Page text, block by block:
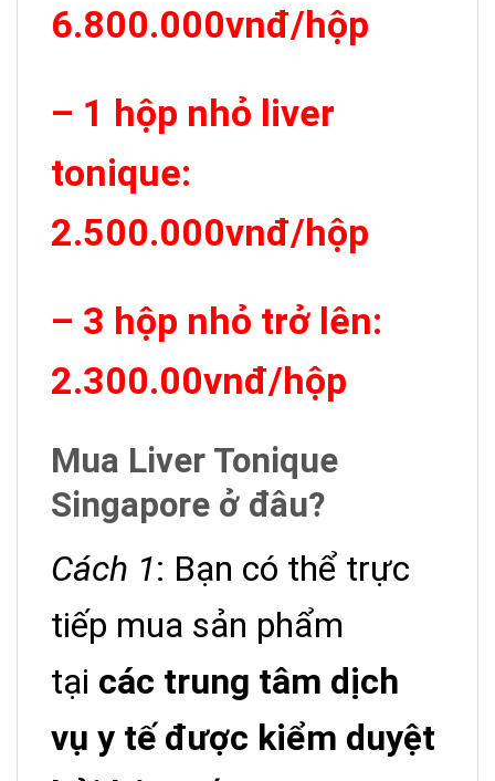
6.800.000vnđ/hộp
– 1 hộp nhỏ liver
tonique:
2.500.000vnđ/hộp
– 3 hộp nhỏ trở lên:
2.300.00vnđ/hộp
Mua Liver Tonique
Singapore ở đâu?
Cách 1: Bạn có thể trực
tiếp mua sản phẩm
tại các trung tâm dịch
vụ y tế được kiểm duyệt